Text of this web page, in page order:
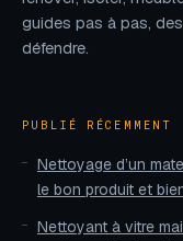
guides pas à pas,
défendre.
PUBLIÉ RÉCEMMENT
Nettoyage d’un
le bon produit et
Nettoyant à vitre